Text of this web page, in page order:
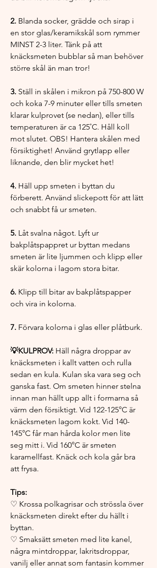
2. Blanda socker, grädde och sirap i
en stor glas/keramikskål som rymmer
MINST 2-3 liter. Tänk på att
knäcksmeten bubblar så man behöver
större skål än man tror!
3. Ställ in skålen i mikron på 750-800 W
och koka 7-9 minuter eller tills smeten
klarar kulprovet (se nedan), eller tills
temperaturen är ca 125˚C. Håll koll
mot slutet. OBS! Hantera skålen med
försiktighet! Använd grytlapp eller
liknande, den blir mycket het!
4. Häll upp smeten i byttan du
förberett. Använd slickepott för att lätt
och snabbt få ur smeten.
5. Låt svalna något. Lyft ur
bakplåtspappret ur byttan medans
smeten är lite ljummen och klipp eller
skär kolorna i lagom stora bitar.
6. Klipp till bitar av bakplåtspapper
och vira in kolorna.
7. Förvara kolorna i glas eller plåtburk.
💡KULPROV: Häll några droppar av
knäcksmeten i kallt vatten och rulla
sedan en kula. Kulan ska vara seg och
ganska fast. Om smeten hinner stelna
innan man hällt upp allt i formarna så
värm den försiktigt. Vid 122-125°C är
knäcksmeten lagom kokt. Vid 140-
145°C får man hårda kolor men lite
seg mitt i. Vid 160°C är smeten
karamellfast. Knäck och kola går bra
att frysa.
Tips:
♡ Krossa polkagrisar och strössla över
knäcksmeten direkt efter du hällt i
byttan.
♡ Smaksätt smeten med lite kanel,
några mintdroppar, lakritsdroppar,
vanilj eller annat som fantasin kommer